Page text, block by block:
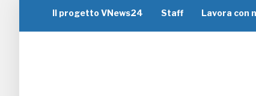
Il progetto VNews24 Staff Lavora con